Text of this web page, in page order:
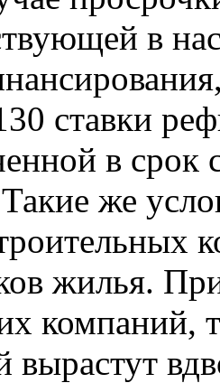
в
ставки
в
же
жилья.
компаний,
вырастут